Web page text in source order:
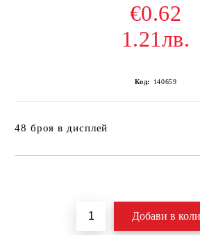
€0.62
1.21лв.
Код: 140659
48 броя в дисплей